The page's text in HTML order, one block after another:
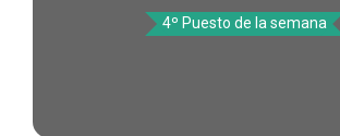
4º Puesto de la semana